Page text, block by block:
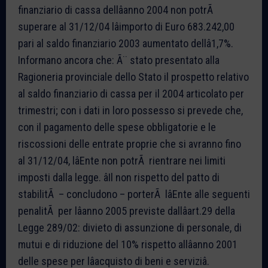
finanziario di cassa dellâanno 2004 non potrÃ
superare al 31/12/04 lâimporto di Euro 683.242,00
pari al saldo finanziario 2003 aumentato dellâ1,7%.
Informano ancora che: Ã¨ stato presentato alla
Ragioneria provinciale dello Stato il prospetto relativo
al saldo finanziario di cassa per il 2004 articolato per
trimestri; con i dati in loro possesso si prevede che,
con il pagamento delle spese obbligatorie e le
riscossioni delle entrate proprie che si avranno fino
al 31/12/04, lâEnte non potrÃ rientrare nei limiti
imposti dalla legge. âIl non rispetto del patto di
stabilitÃ – concludono – porterÃ lâEnte alle seguenti
penalitÃ per lâanno 2005 previste dallâart.29 della
Legge 289/02: divieto di assunzione di personale, di
mutui e di riduzione del 10% rispetto allâanno 2001
delle spese per lâacquisto di beni e serviziâ.